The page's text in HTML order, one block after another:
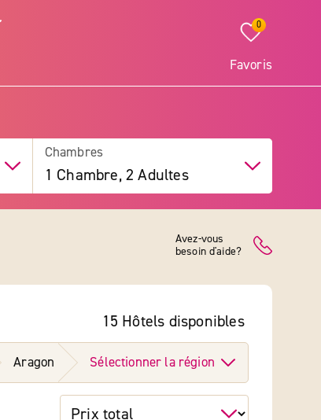
0
Favoris
Chambres
1 Chambre, 2 Adultes
Avez-vous
besoin d'aide?
15 Hôtels disponibles
Aragon Sélectionner la région